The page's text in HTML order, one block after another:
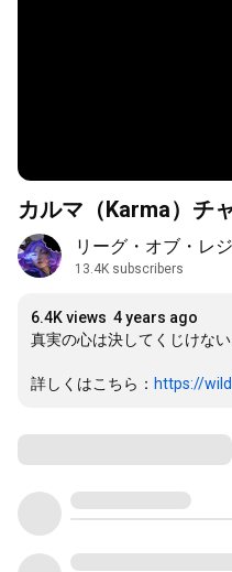
カルマ（Karma）チ
リーグ・オブ・レ
13.4K subscribers
6.4K views 4 years ago
真実の心は決してくじけない
詳しくはこちら： https://